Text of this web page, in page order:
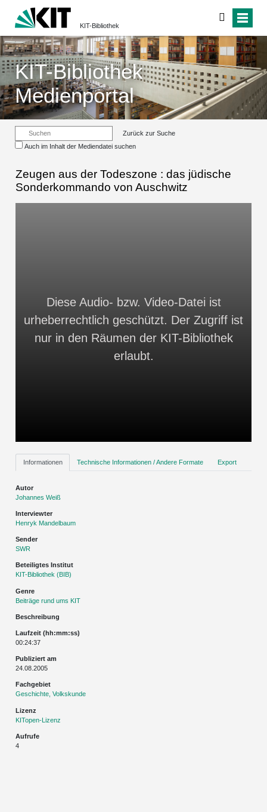
KIT-Bibliothek
KIT-Bibliothek
Medienportal
Zurück zur Suche
Auch im Inhalt der Mediendatei suchen
Zeugen aus der Todeszone : das jüdische
Sonderkommando von Auschwitz
Diese Audio- bzw. Video-Datei ist
urheberrechtlich geschützt. Der Zugriff ist
nur in den Räumen der KIT-Bibliothek
erlaubt.
Informationen Technische Informationen / Andere Formate Export
Autor
Johannes Weiß
Interviewter
Henryk Mandelbaum
Sender
SWR
Beteiligtes Institut
KIT-Bibliothek (BIB)
Genre
Beiträge rund ums KIT
Beschreibung
Laufzeit (hh:mm:ss)
00:24:37
Publiziert am
24.08.2005
Fachgebiet
Geschichte, Volkskunde
Lizenz
KITopen-Lizenz
Aufrufe
4